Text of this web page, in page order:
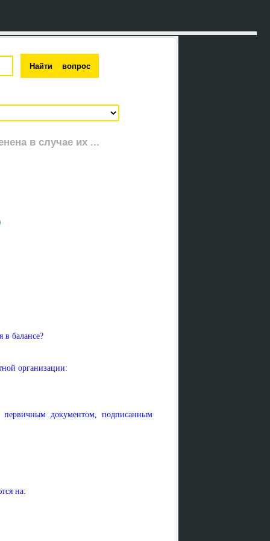
в случае их ...
в балансе?
организации:
первичным документом, подписанным
на: